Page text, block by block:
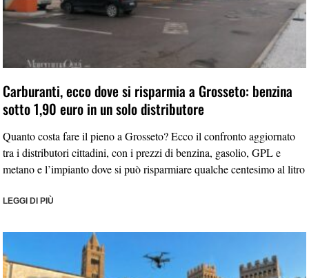
Carburanti, ecco dove si risparmia a Grosseto: benzina
sotto 1,90 euro in un solo distributore
Quanto costa fare il pieno a Grosseto? Ecco il confronto aggiornato
tra i distributori cittadini, con i prezzi di benzina, gasolio, GPL e
metano e l’impianto dove si può risparmiare qualche centesimo al litro
LEGGI DI PIÙ